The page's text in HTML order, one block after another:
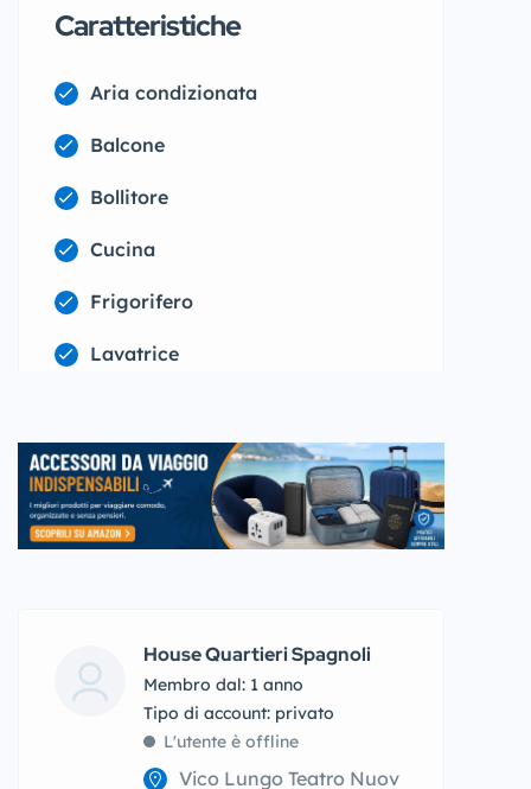
Caratteristiche
Aria condizionata
Balcone
Bollitore
Cucina
Frigorifero
Lavatrice
House Quartieri Spagnoli
Membro dal: 1 anno
tipo di account: privato
L'utente è offline
Vico Lungo Teatro Nuov